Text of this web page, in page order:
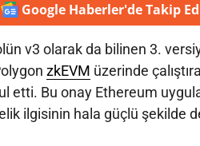
Google Haberler'deTakip
v3 olarak da bilinen 3.
zkEVM üzerinde
Bu onay Ethereum
ilgisinin hala güçlü şekilde